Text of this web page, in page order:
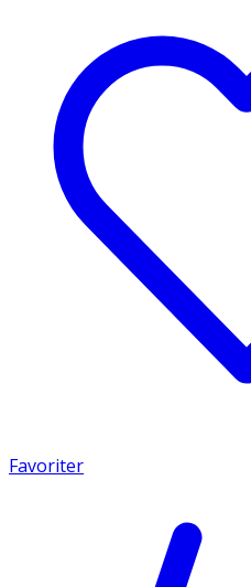
Favoriter